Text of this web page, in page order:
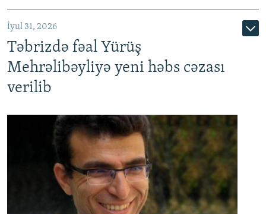
İyul 31, 2026
Təbrizdə fəal Yürüş
Mehrəlibəyliyə yeni həbs cəzası
verilib